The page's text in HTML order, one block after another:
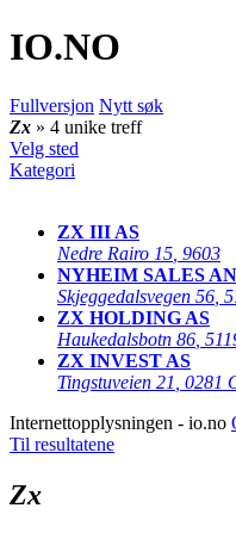
IO.NO
Fullversjon Nytt søk
Zx » 4 unike treff
Velg sted
Kategori
ZX III AS
Nedre Rairo 15 9603
NYHEIM SALES
Skjeggedalsvegen 56
ZX HOLDING AS
Haukedalsbotn 86
ZX INVEST AS
Tingstuveien 21 0281
Internettopplysningen - io.no
Til resultatene
Zx